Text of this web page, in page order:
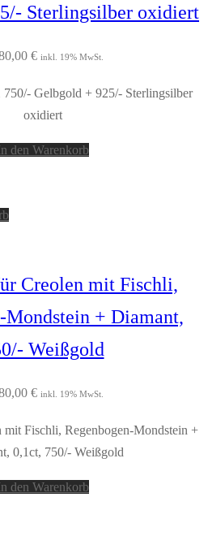
Sterlingsilber oxidiert
€ inkl. 19% MwSt.
750/- Gelbgold + 925/- Sterlingsilber
oxidiert
den Warenkorb
Creolen mit Fischli,
Mondstein + Diamant,
Weißgold
€ inkl. 19% MwSt.
mit Fischli, Regenbogen-Mondstein +
0,1ct, 750/- Weißgold
den Warenkorb